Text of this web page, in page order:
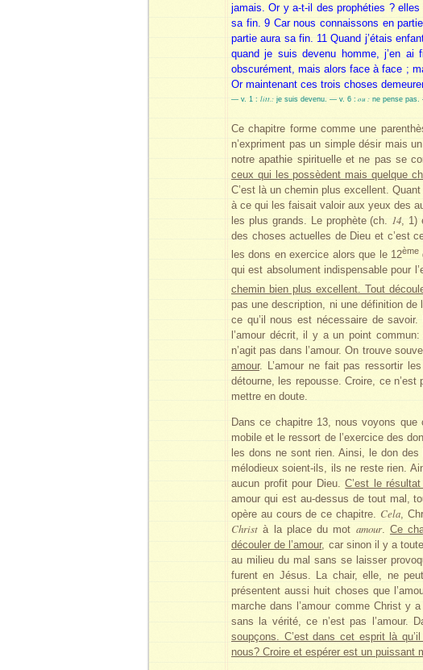
jamais. Or y a-t-il des prophéties ?
sa fin. 9 Car nous connaissons en
partie aura sa fin. 11 Quand j’étais
quand je suis devenu homme, j’en ai
obscurément, mais alors face à face ;
Or maintenant ces trois choses
— v. 1 : litt.: je suis devenu. — v. 6 : ou : ne pense
Ce chapitre forme comme une
n’expriment pas un simple désir mais
notre apathie spirituelle et ne pas se
ceux qui les possèdent mais quelque
C’est là un chemin plus excellent.
à ce qui les faisait valoir aux yeux des
les plus grands. Le prophète (ch. 14, 1)
des choses actuelles de Dieu et c’est
les dons en exercice alors que le 12ème
qui est absolument indispensable pour
chemin bien plus excellent. Tout
pas une description, ni une définition de
ce qu’il nous est nécessaire de
l’amour décrit, il y a un point
n’agit pas dans l’amour. On trouve
amour. L’amour ne fait pas ressortir
détourne, les repousse. Croire, ce
mettre en doute.
Dans ce chapitre 13, nous voyons
mobile et le ressort de l’exercice des
les dons ne sont rien. Ainsi, le don
mélodieux soient-ils, ils ne reste rien.
aucun profit pour Dieu.C’est le
amour qui est au-dessus de tout mal,
opère au cours de ce chapitre. Cela,
Christ à la place du mot amour. Ce
découler de l’amour, car sinon il y a
au milieu du mal sans se laisser
furent en Jésus. La chair, elle, ne
présentent aussi huit choses que
marche dans l’amour comme Christ y
sans la vérité, ce n’est pas l’amour.
soupçons. C’est dans cet esprit là
nous? Croire et espérer est un puissant